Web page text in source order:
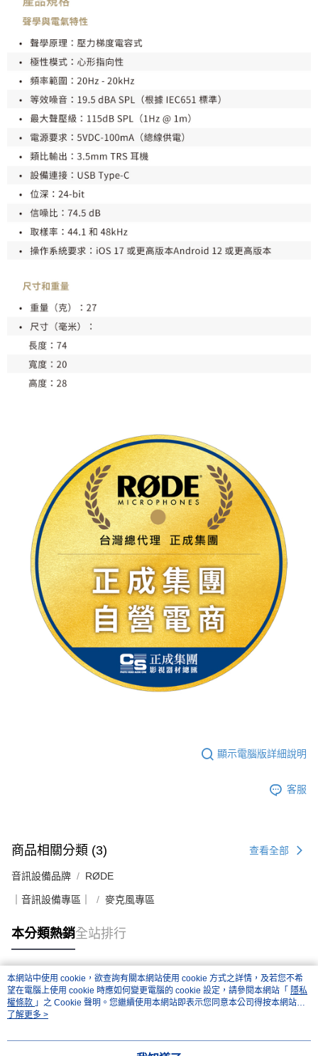
顯示電腦版詳細說明
客服
商品相關分類 (3) 查看全部
音訊設備品牌 RØDE
｜音訊設備專區｜ 麥克風專區
本分類熱銷全站排行
熱門標籤
本網站中使用 cookie，欲查詢有關本網站使用 cookie 方式之詳情，及若您不希
望在電腦上使用 cookie 時應如何變更電腦的 cookie 設定，請參閱本網站「 隱私
權條款 」之 Cookie 聲明。您繼續使用本網站即表示您同意本公司得按本網站使
用條款之 Cookie 聲明使用 cookie。
了解更多 >